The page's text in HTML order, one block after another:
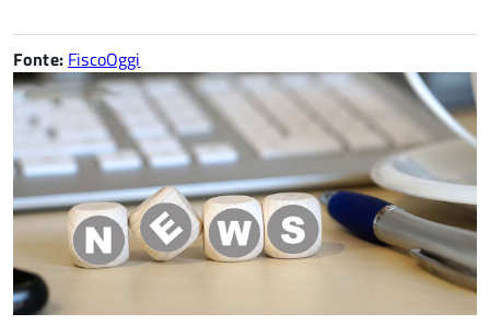
Fonte: FiscoOggi